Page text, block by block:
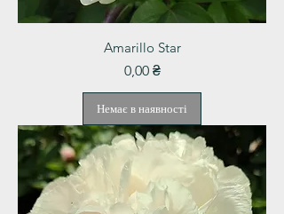
Amarillo Star
Ціна
0,00 ₴
Немає в наявності